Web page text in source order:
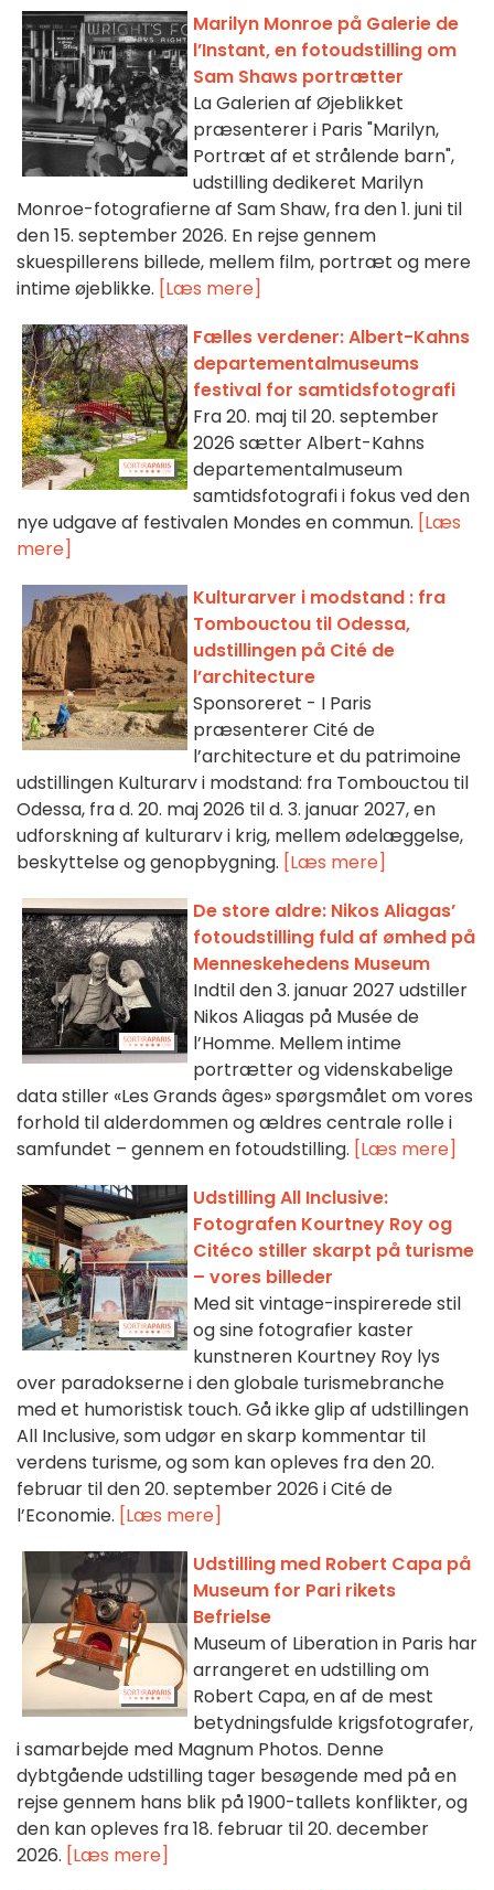
Marilyn Monroe på Galerie de
l’Instant, en fotoudstilling om
Sam Shaws portrætter
La Galerien af Øjeblikket
præsenterer i Paris "Marilyn,
Portræt af et strålende barn",
udstilling dedikeret Marilyn
Monroe-fotografierne af Sam Shaw, fra den 1. juni til
den 15. september 2026. En rejse gennem
skuespillerens billede, mellem film, portræt og mere
intime øjeblikke. [Læs mere]
Fælles verdener: Albert-Kahns
departementalmuseums
festival for samtidsfotografi
Fra 20. maj til 20. september
2026 sætter Albert-Kahns
departementalmuseum
samtidsfotografi i fokus ved den
nye udgave af festivalen Mondes en commun. [Læs
mere]
Kulturarver i modstand : fra
Tombouctou til Odessa,
udstillingen på Cité de
l’architecture
Sponsoreret - I Paris
præsenterer Cité de
l’architecture et du patrimoine
udstillingen Kulturarv i modstand: fra Tombouctou til
Odessa, fra d. 20. maj 2026 til d. 3. januar 2027, en
udforskning af kulturarv i krig, mellem ødelæggelse,
beskyttelse og genopbygning. [Læs mere]
De store aldre: Nikos Aliagas’
fotoudstilling fuld af ømhed på
Menneskehedens Museum
Indtil den 3. januar 2027 udstiller
Nikos Aliagas på Musée de
l’Homme. Mellem intime
portrætter og videnskabelige
data stiller «Les Grands âges» spørgsmålet om vores
forhold til alderdommen og ældres centrale rolle i
samfundet – gennem en fotoudstilling. [Læs mere]
Udstilling All Inclusive:
Fotografen Kourtney Roy og
Citéco stiller skarpt på turisme
– vores billeder
Med sit vintage-inspirerede stil
og sine fotografier kaster
kunstneren Kourtney Roy lys
over paradokserne i den globale turismebranche
med et humoristisk touch. Gå ikke glip af udstillingen
All Inclusive, som udgør en skarp kommentar til
verdens turisme, og som kan opleves fra den 20.
februar til den 20. september 2026 i Cité de
l’Economie. [Læs mere]
Udstilling med Robert Capa på
Museum for Pari rikets
Befrielse
Museum of Liberation in Paris har
arrangeret en udstilling om
Robert Capa, en af de mest
betydningsfulde krigsfotografer,
i samarbejde med Magnum Photos. Denne
dybtgående udstilling tager besøgende med på en
rejse gennem hans blik på 1900-tallets konflikter, og
den kan opleves fra 18. februar til 20. december
2026. [Læs mere]